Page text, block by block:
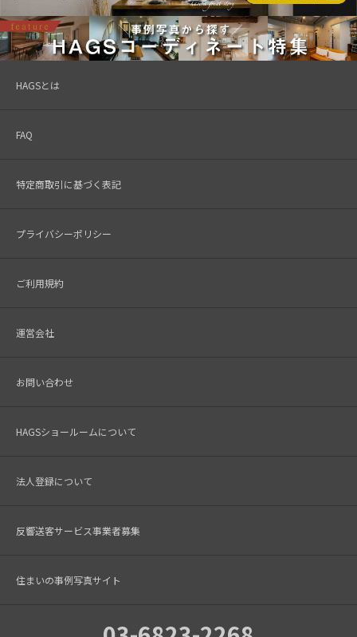
HAGSとは
FAQ
特定商取引に基づく表記
プライバシーポリシー
ご利用規約
運営会社
お問い合わせ
HAGSショールームについて
法人登録について
反響送客サービス事業者募集
住まいの事例写真サイト